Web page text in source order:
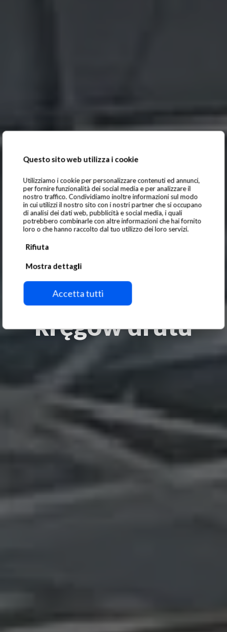
Questo sito web utilizza i cookie
Utilizziamo i cookie per personalizzare contenuti ed annunci,
per fornire funzionalità dei social media e per analizzare il
nostro traffico. Condividiamo inoltre informazioni sul modo
in cui utilizzi il nostro sito con i nostri partner che si occupano
di analisi dei dati web, pubblicità e social media, i quali
potrebbero combinarle con altre informazioni che hai fornito
loro o che hanno raccolto dal tuo utilizzo dei loro servizi.
Rifiuta
Mostra dettagli
Accetta tutti
Magnesy do
podnoszenia
kręgów drutu